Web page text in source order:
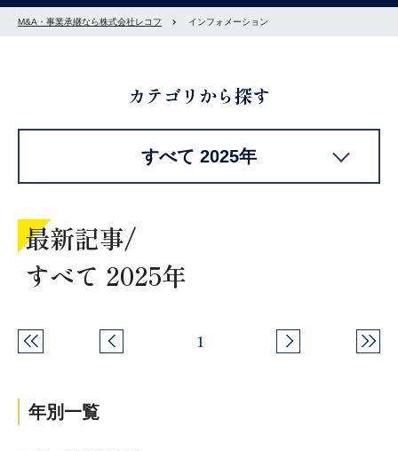
M&A・事業承継なら株式会社レコフ インフォメーション
カテゴリから探す
すべて 2025年
最新記事/
すべて 2025年
1
年別一覧